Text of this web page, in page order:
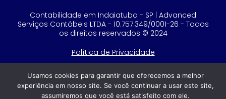
Contabilidade em Indaiatuba - SP | Advanced
Serviços Contábeis LTDA - 10.757.349/0001-26 - Todos
os direitos reservados © 2024
Política de Privacidade
Feito com
por GRUPO DPG
Usamos cookies para garantir que oferecemos a melhor
experiência em nosso site. Se você continuar a usar este site,
assumiremos que você está satisfeito com ele.